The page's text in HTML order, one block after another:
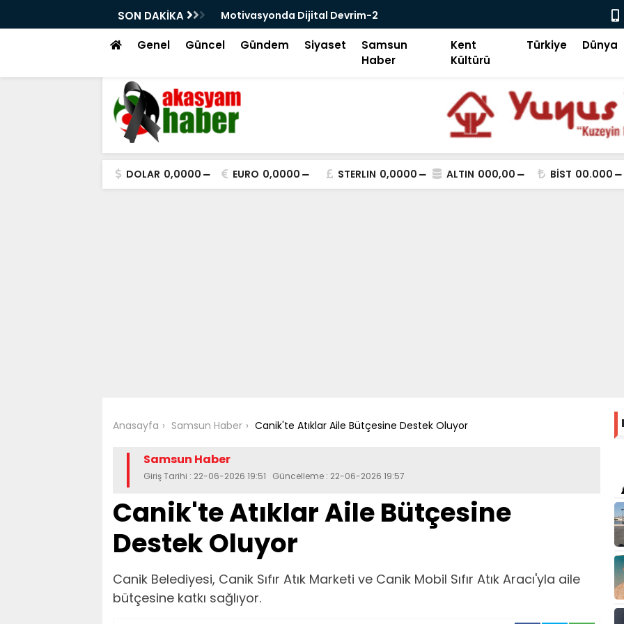
SON DAKİKA
Kutsal Emanetler Sardı Motivasyonda Dijital Devrim-2 Samsun
Genel Güncel Gündem Siyaset
Samsun
Haber
Kent
Kültürü
Türkiye Dünya
DOLAR 0,0000 EURO 0,0000 STERLIN 0,0000 ALTIN 000,00 BİST 00.000
Anasayfa Samsun Haber Canik'te Atıklar Aile Bütçesine Destek Oluyor
Samsun Haber
Giriş Tarihi : 22-06-2026 19:51 Güncelleme : 22-06-2026 19:57
Canik'te Atıklar Aile Bütçesine
Destek Oluyor
Canik Belediyesi, Canik Sıfır Atık Marketi ve Canik Mobil Sıfır Atık Aracı'yla aile
bütçesine katkı sağlıyor.